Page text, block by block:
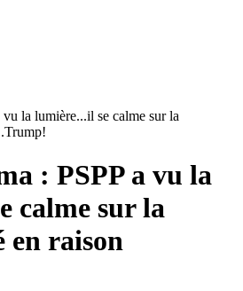
: PSPP a vu la
calme sur la
en raison